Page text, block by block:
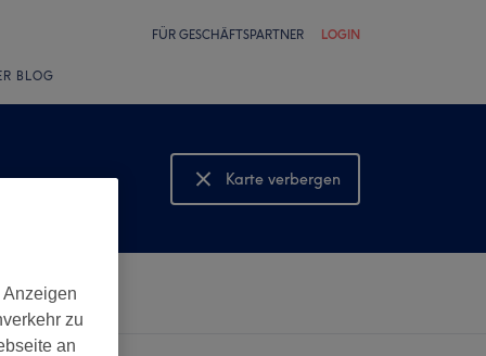
FÜR GESCHÄFTSPARTNER LOGIN
BLOG
Karte verbergen
Karte anzeigen
zu
an